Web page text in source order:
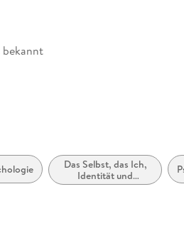
Das Selbst, das Ich,
Identität und
Persönlichkeit